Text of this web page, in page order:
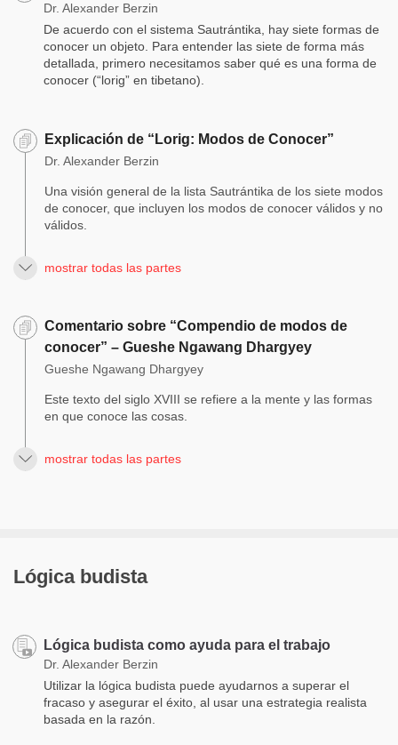
Dr. Alexander Berzin
De acuerdo con el sistema Sautrántika, hay siete formas de
conocer un objeto. Para entender las siete de forma más
detallada, primero necesitamos saber qué es una forma de
conocer (“lorig” en tibetano).
Explicación de “Lorig: Modos de Conocer”
Dr. Alexander Berzin
Una visión general de la lista Sautrántika de los siete modos
de conocer, que incluyen los modos de conocer válidos y no
válidos.
mostrar todas las partes
Comentario sobre “Compendio de modos de
conocer” – Gueshe Ngawang Dhargyey
Gueshe Ngawang Dhargyey
Este texto del siglo XVIII se refiere a la mente y las formas
en que conoce las cosas.
mostrar todas las partes
Lógica budista
Lógica budista como ayuda para el trabajo
Dr. Alexander Berzin
Utilizar la lógica budista puede ayudarnos a superar el
fracaso y asegurar el éxito, al usar una estrategia realista
basada en la razón.